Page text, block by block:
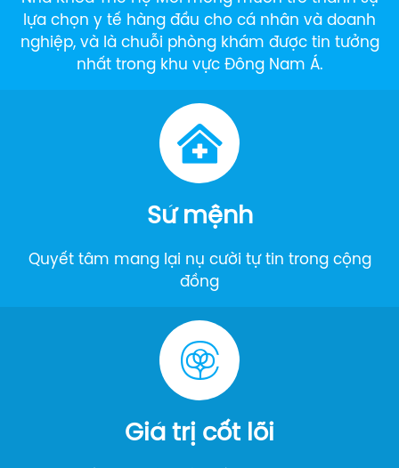
lựa chọn y tế hàng đầu cho cá nhân và doanh
nghiệp, và là chuỗi phòng khám được tin tưởng
nhất trong khu vực Đông Nam Á.
Sứ mệnh
Quyết tâm mang lại nụ cười tự tin trong cộng
đồng
Giá trị cốt lõi